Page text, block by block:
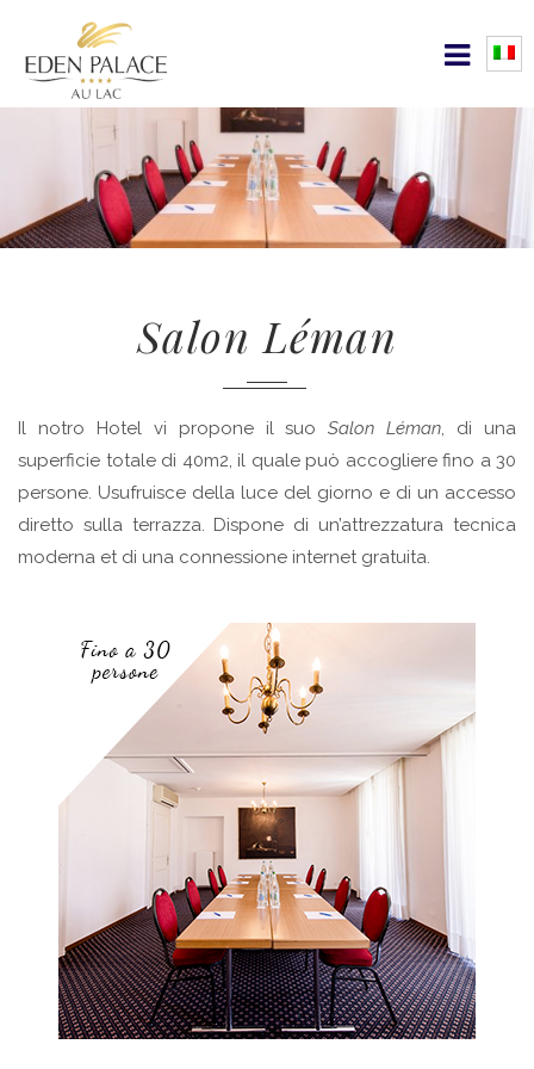
Salon Léman
Il notro Hotel vi propone il suoSalon Léman, di una
superficie totale di 40m2, il quale può accogliere fino a 30
persone. Usufruisce della luce del giorno e di un accesso
diretto sulla terrazza. Dispone di un’attrezzatura tecnica
moderna et di una connessione internet gratuita.